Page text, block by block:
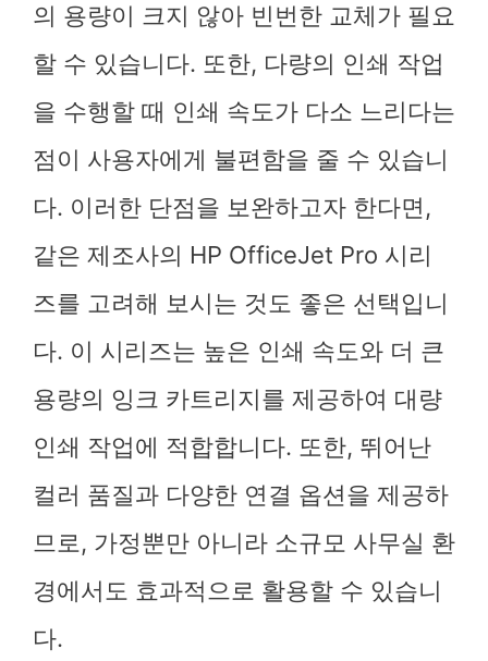
의 용량이 크지 않아 빈번한 교체가 필요
할 수 있습니다. 또한, 다량의 인쇄 작업
을 수행할 때 인쇄 속도가 다소 느리다는
점이 사용자에게 불편함을 줄 수 있습니
다. 이러한 단점을 보완하고자 한다면,
같은 제조사의 HP OfficeJet Pro 시리
즈를 고려해 보시는 것도 좋은 선택입니
다. 이 시리즈는 높은 인쇄 속도와 더 큰
용량의 잉크 카트리지를 제공하여 대량
인쇄 작업에 적합합니다. 또한, 뛰어난
컬러 품질과 다양한 연결 옵션을 제공하
므로, 가정뿐만 아니라 소규모 사무실 환
경에서도 효과적으로 활용할 수 있습니
다.